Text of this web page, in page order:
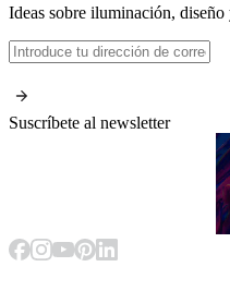
Ideas sobre iluminación, diseño
Suscríbete al newsletter